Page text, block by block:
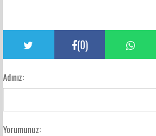
(0)
Adınız:
Yorumunuz: